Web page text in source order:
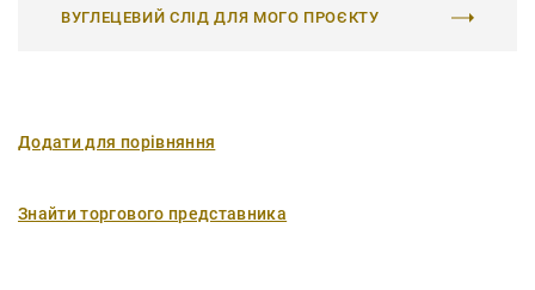
ВУГЛЕЦЕВИЙ СЛІД ДЛЯ МОГО ПРОЄКТУ
Додати для порівняння
Знайти торгового представника